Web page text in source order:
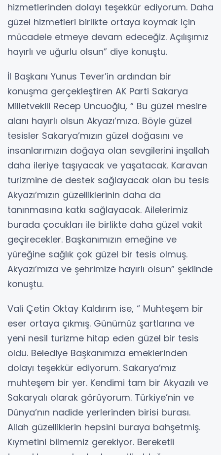
hizmetlerinden dolayı teşekkür ediyorum. Daha
güzel hizmetleri birlikte ortaya koymak için
mücadele etmeye devam edeceğiz. Açılışımız
hayırlı ve uğurlu olsun” diye konuştu.
İl Başkanı Yunus Tever’in ardından bir
konuşma gerçekleştiren AK Parti Sakarya
Milletvekili Recep Uncuoğlu, “ Bu güzel mesire
alanı hayırlı olsun Akyazı’mıza. Böyle güzel
tesisler Sakarya’mızın güzel doğasını ve
insanlarımızın doğaya olan sevgilerini inşallah
daha ileriye taşıyacak ve yaşatacak. Karavan
turizmine de destek sağlayacak olan bu tesis
Akyazı’mızın güzelliklerinin daha da
tanınmasına katkı sağlayacak. Ailelerimiz
burada çocukları ile birlikte daha güzel vakit
geçirecekler. Başkanımızın emeğine ve
yüreğine sağlık çok güzel bir tesis olmuş.
Akyazı’mıza ve şehrimize hayırlı olsun” şeklinde
konuştu.
Vali Çetin Oktay Kaldırım ise, “ Muhteşem bir
eser ortaya çıkmış. Günümüz şartlarına ve
yeni nesil turizme hitap eden güzel bir tesis
oldu. Belediye Başkanımıza emeklerinden
dolayı teşekkür ediyorum. Sakarya’mız
muhteşem bir yer. Kendimi tam bir Akyazılı ve
Sakaryalı olarak görüyorum. Türkiye’nin ve
Dünya’nın nadide yerlerinden birisi burası.
Allah güzelliklerin hepsini buraya bahşetmiş.
Kıymetini bilmemiz gerekiyor. Bereketli